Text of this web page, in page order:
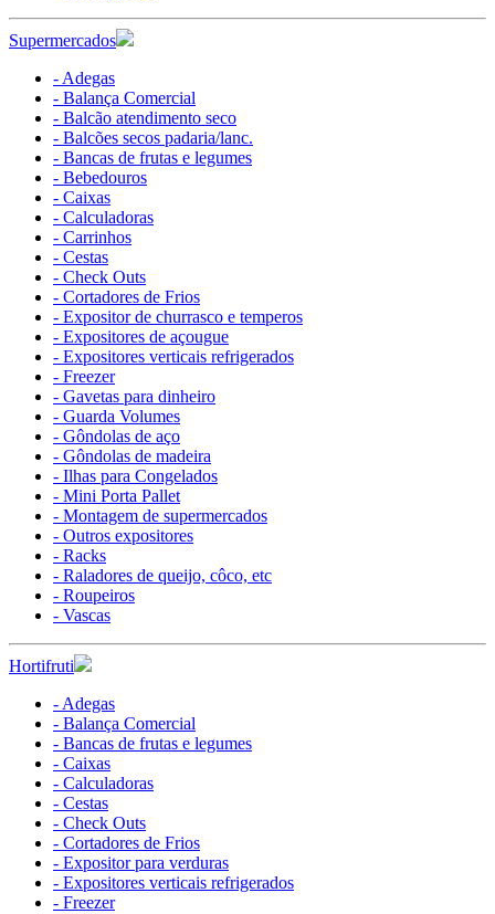
Supermercados
- Adegas
- Balança Comercial
- Balcão atendimento seco
- Balcões secos padaria/lanc.
- Bancas de frutas e legumes
- Bebedouros
- Caixas
- Calculadoras
- Carrinhos
- Cestas
- Check Outs
- Cortadores de Frios
- Expositor de churrasco e temperos
- Expositores de açougue
- Expositores verticais refrigerados
- Freezer
- Gavetas para dinheiro
- Guarda Volumes
- Gôndolas de aço
- Gôndolas de madeira
- Ilhas para Congelados
- Mini Porta Pallet
- Montagem de supermercados
- Outros expositores
- Racks
- Raladores de queijo, côco, etc
- Roupeiros
- Vascas
Hortifruti
- Adegas
- Balança Comercial
- Bancas de frutas e legumes
- Caixas
- Calculadoras
- Cestas
- Check Outs
- Cortadores de Frios
- Expositor para verduras
- Expositores verticais refrigerados
- Freezer